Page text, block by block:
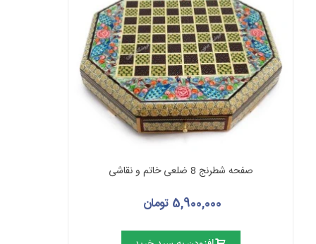
صفحه شطرنج 8 ضلعی خاتم و نقاشی
5,900,000 تومان